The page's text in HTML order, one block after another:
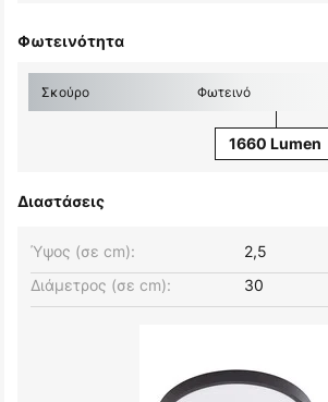
Φωτεινότητα
Σκούρο Φωτεινό
1660 Lumen
Διαστάσεις
Ύψος (σε cm):
2,5
Διάμετρος (σε cm):
30